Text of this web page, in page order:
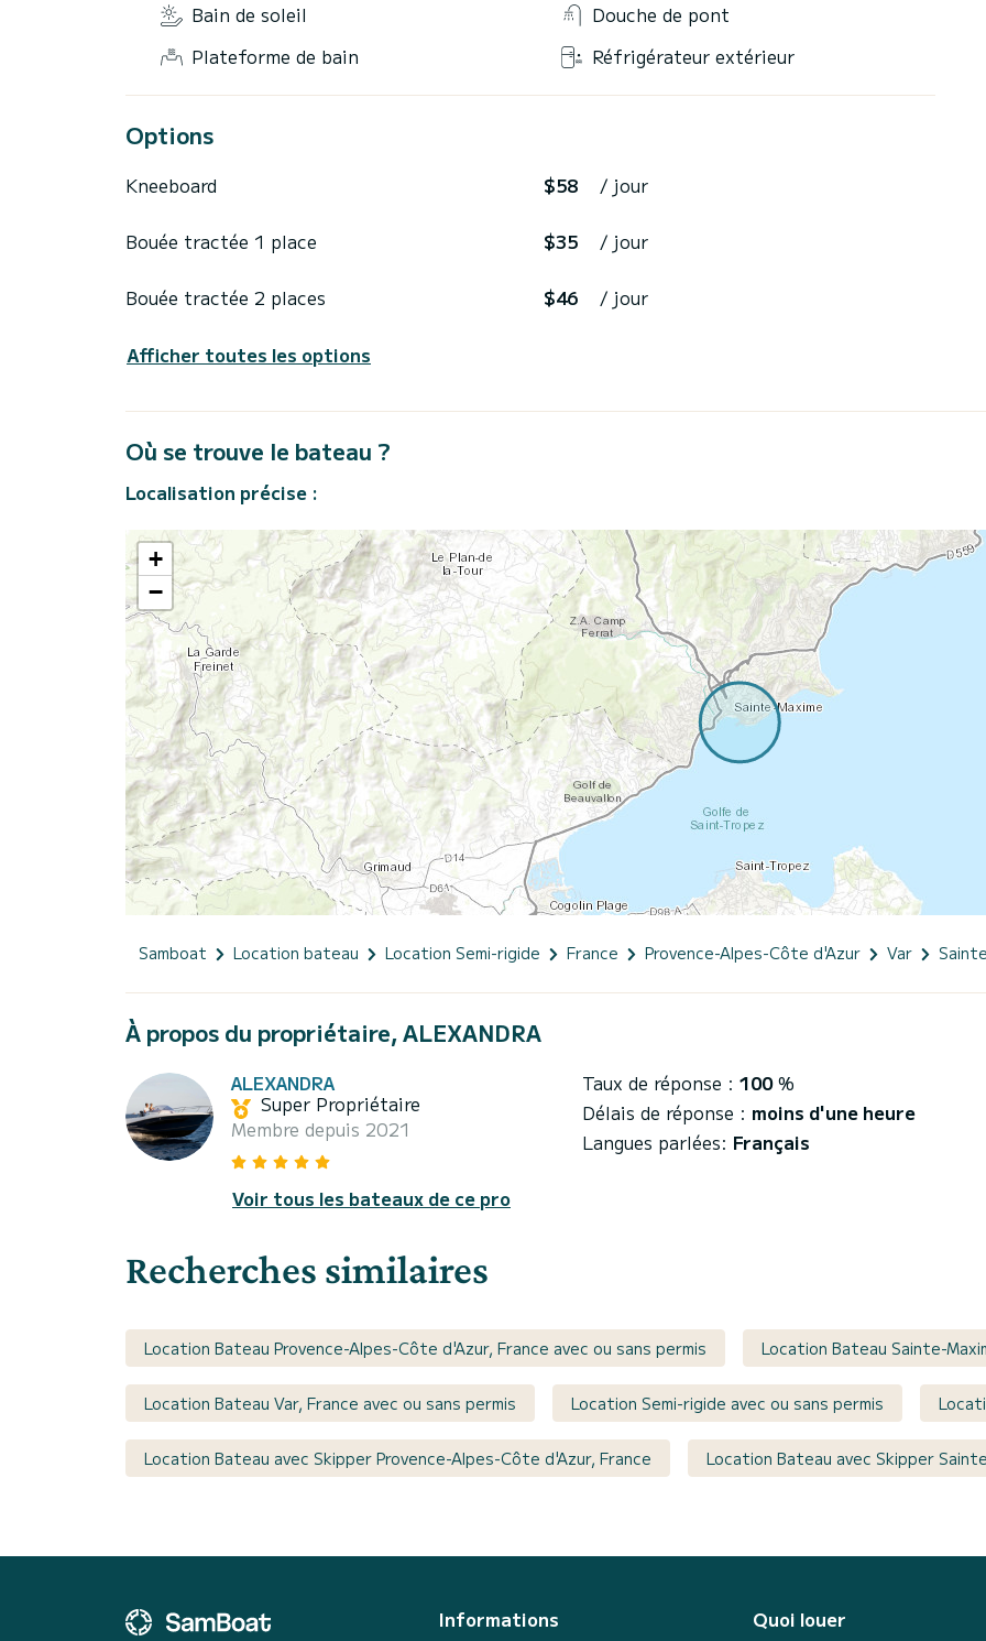
Bain de soleil
Douche de pont
Plateforme de bain
Réfrigérateur extérieur
Options
Kneeboard $58 / jour
Bouée tractée 1 place $35 / jour
Bouée tractée 2 places $46 / jour
Afficher toutes les options
Où se trouve le bateau ?
Localisation précise :
+
−
Samboat Location bateau Location Semi-rigide France Provence-Alpes-Côte d'Azur Var
À propos du propriétaire, ALEXANDRA
ALEXANDRA
Super Propriétaire
Membre depuis 2021
Voir tous les bateaux de ce pro
Taux de réponse : 100%
Délais de réponse : moins d'une heure
Langues parlées: Français
Recherches similaires
Location Bateau Provence-Alpes-Côte d'Azur, France avec ou sans permis Location Bateau Sainte-
Location Bateau Var, France avec ou sans permis Location Semi-rigide avec ou sans permis
Location Bateau avec Skipper Provence-Alpes-Côte d'Azur, France Location Bateau avec Skipper
Informations Quoi louer